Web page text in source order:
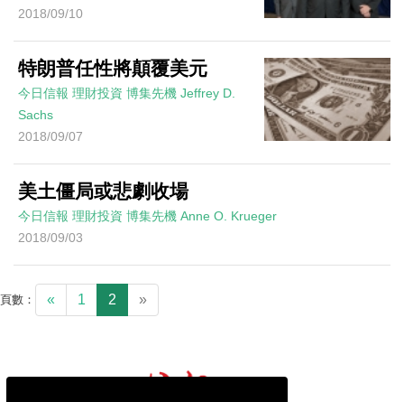
2018/09/10
特朗普任性將顛覆美元
今日信報 理財投資 博集先機 Jeffrey D.
Sachs
2018/09/07
美土僵局或悲劇收場
今日信報 理財投資 博集先機 Anne O. Krueger
2018/09/03
頁數： « 1 2 »